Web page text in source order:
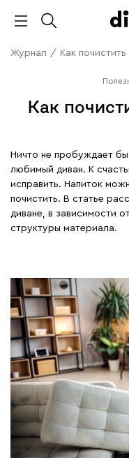
Журнал / Как
Как
Ничто не пробуждает
любимый диван. К
исправить. Напиток
почистить. В статье
диване, в зависимости
структуры материала.